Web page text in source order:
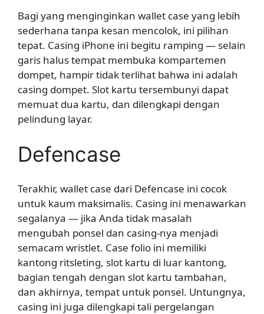
Bagi yang menginginkan wallet case yang lebih
sederhana tanpa kesan mencolok, ini pilihan
tepat. Casing iPhone ini begitu ramping — selain
garis halus tempat membuka kompartemen
dompet, hampir tidak terlihat bahwa ini adalah
casing dompet. Slot kartu tersembunyi dapat
memuat dua kartu, dan dilengkapi dengan
pelindung layar.
Defencase
Terakhir, wallet case dari Defencase ini cocok
untuk kaum maksimalis. Casing ini menawarkan
segalanya — jika Anda tidak masalah
mengubah ponsel dan casing-nya menjadi
semacam wristlet. Case folio ini memiliki
kantong ritsleting, slot kartu di luar kantong,
bagian tengah dengan slot kartu tambahan,
dan akhirnya, tempat untuk ponsel. Untungnya,
casing ini juga dilengkapi tali pergelangan